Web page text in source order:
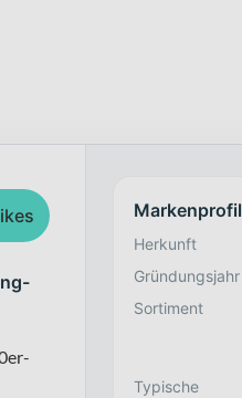
Markenprofil
Herkunft
Gründungsjahr
Sortiment
Typische